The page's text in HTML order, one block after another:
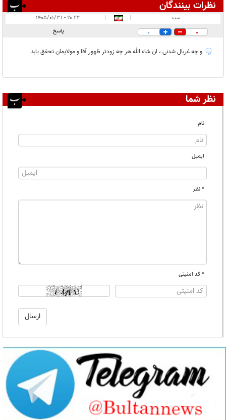
نظرات بینندگان
در انتظار بررسی:
سید |
|
۲۰:۲۳ - ۱۴۰۵/۰۱/۳۱
0
0 پاسخ
و چه غربال شدنی ، ان شاء الله هر چه زودتر ظهور آقا و مولایمان تحقق یابد
نظر شما
نام
ایمیل
* نظر
* کد امنیتی